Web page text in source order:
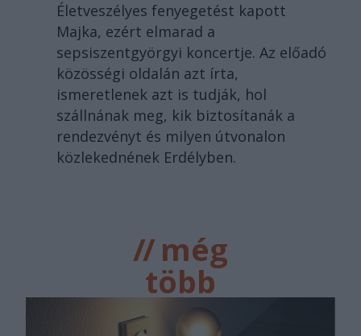
Életveszélyes fenyegetést kapott
Majka, ezért elmarad a
sepsiszentgyörgyi koncertje. Az előadó
közösségi oldalán azt írta,
ismeretlenek azt is tudják, hol
szállnának meg, kik biztosítanák a
rendezvényt és milyen útvonalon
közlekednének Erdélyben.
//még
több
főtér.ro